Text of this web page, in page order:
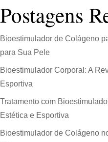
Postagens
Bioestimulador de Colágeno
para Sua Pele
Bioestimulador Corporal: A
Esportiva
Tratamento com
Estética e Esportiva
Bioestimulador de Colágeno